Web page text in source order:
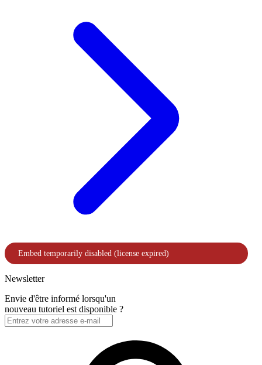
Newsletter
Envie d'être informé lorsqu'un
nouveau tutoriel est disponible ?